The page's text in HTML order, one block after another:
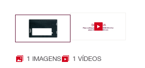
1 IMAGENS 1 VÍDEOS